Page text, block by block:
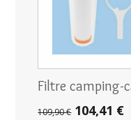
Filtre camping-
109,90 € 104,41 €